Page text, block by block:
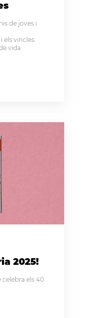
de joves i
els vincles
vida
2025!
els 40